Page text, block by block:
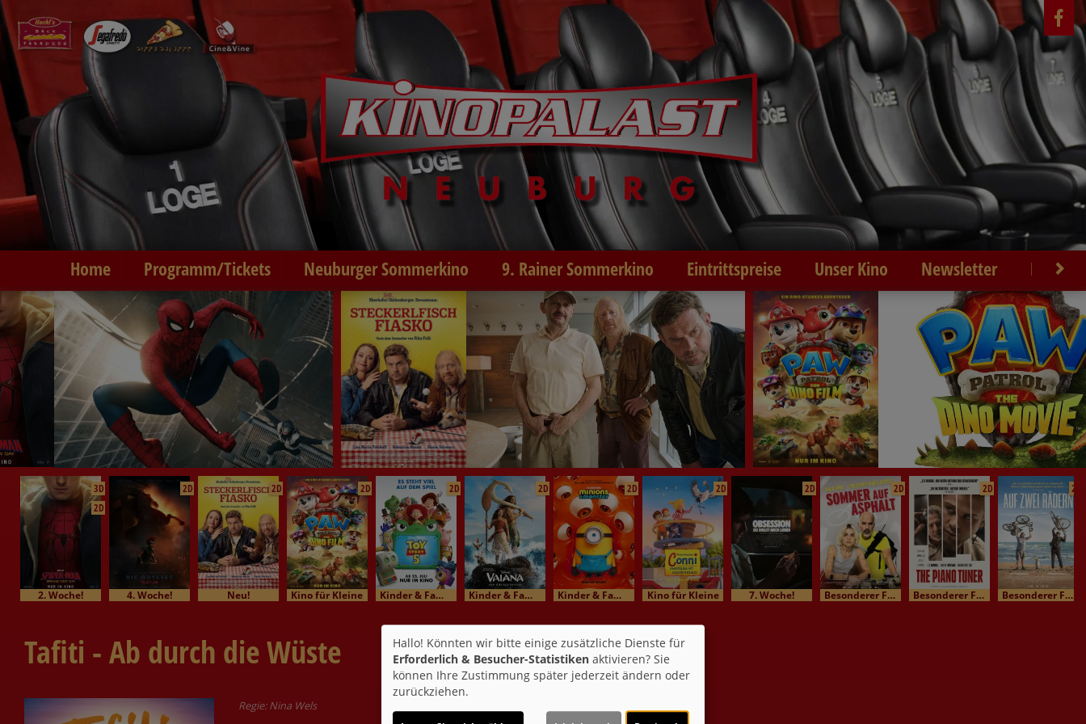
Home Programm/Tickets Neuburger Sommerkino 9. Rainer Sommerkino Eintrittspreise Unser Kino Newsletter Kontakt
3D
2D
2. Woche!
2D
4. Woche!
2D
Neu!
2D
Kino für Kleine
2D
Kinder & Familienkino
2D
Kinder & Familienkino
2D
Kinder & Familienkino
2D
Kino für Kleine
2D
7. Woche!
2D
Besonderer Film / Kinomatinee
2D
Besonderer Film / Kinomatinee
2D
Besonderer Film / Kinomatinee
Tafiti - Ab durch die Wüste
Regie: Nina Wels
Hallo! Könnten wir bitte einige zusätzliche Dienste für
Erforderlich & Besucher-Statistiken aktivieren? Sie
können Ihre Zustimmung später jederzeit ändern oder
zurückziehen.